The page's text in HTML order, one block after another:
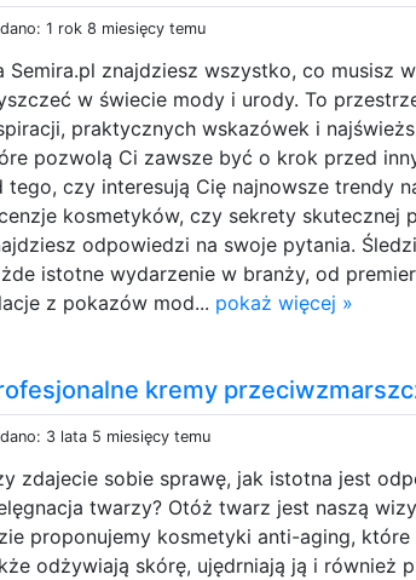
1 rok 8 miesięcy temu
Semira.pl znajdziesz wszystko, co musisz
w świecie mody i urody. To
praktycznych wskazówek i
pozwolą Ci zawsze być o krok przed
tego, czy interesują Cię najnowsze trendy
kosmetyków, czy sekrety skutecznej
odpowiedzi na swoje pytania.
istotne wydarzenie w branży, od
z pokazów mod... pokaż więcej »
kremy
3 lata 5 miesięcy temu
zdajecie sobie sprawę, jak istotna jest
twarzy? Otóż twarz jest naszą
proponujemy kosmetyki anti-aging, które
odżywiają skórę, ujędrniają ją i również